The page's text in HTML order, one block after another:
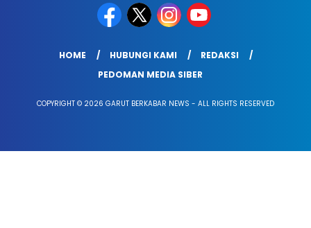
HOME HUBUNGI KAMI
REDAKSI
PEDOMAN MEDIA SIBER
COPYRIGHT © 2026 GARUT BERKABAR NEWS - ALL RIGHTS RESERVED